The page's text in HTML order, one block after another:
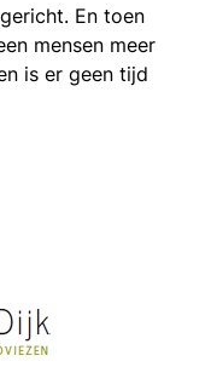
En toen
mensen meer
is er geen tijd